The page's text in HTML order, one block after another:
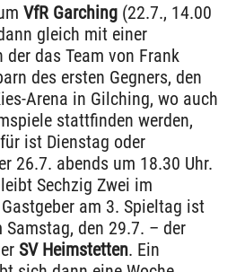
VfR Garching (22.7., 14.00
gleich mit einer
der das Team von Frank
des ersten Gegners, den
Arena in Gilching, wo auch
stattfinden werden,
ist Dienstag oder
26.7. abends um 18.30 Uhr.
Sechzig Zwei im
am 3. Spieltag ist
den 29.7. – der
SV Heimstetten. Ein